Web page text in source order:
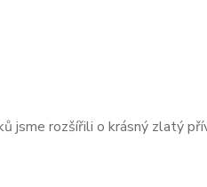
jsme rozšířili o krásný zlatý